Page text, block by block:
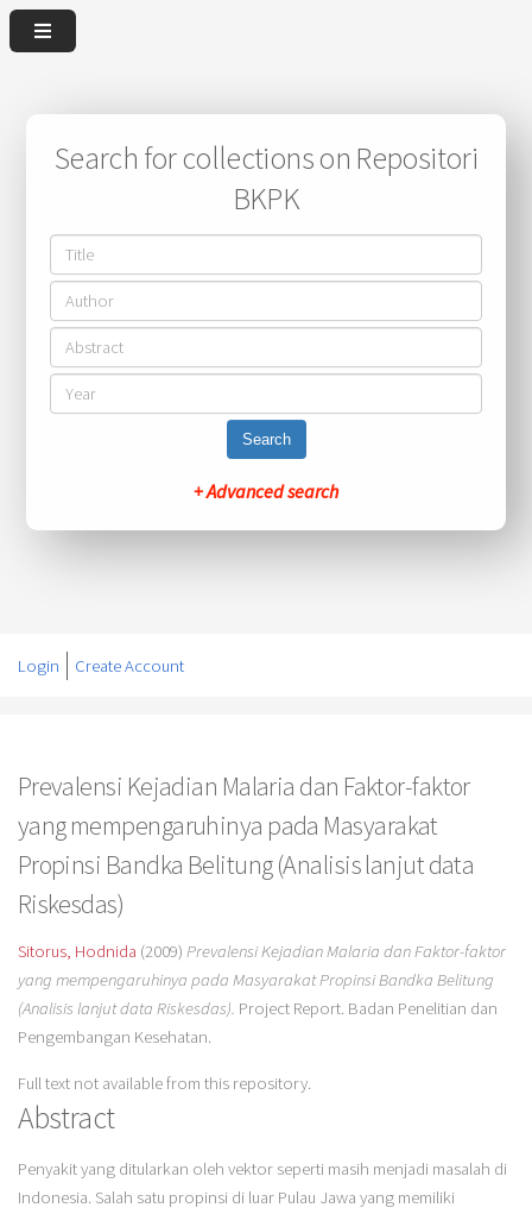
Search for collections on Repositori
BKPK
Search
+ Advanced search
Login Create Account
Prevalensi Kejadian Malaria dan Faktor-faktor
yang mempengaruhinya pada Masyarakat
Propinsi Bandka Belitung (Analisis lanjut data
Riskesdas)
Sitorus, Hodnida (2009) Prevalensi Kejadian Malaria dan Faktor-faktor
yang mempengaruhinya pada Masyarakat Propinsi Bandka Belitung
(Analisis lanjut data Riskesdas). Project Report. Badan Penelitian dan
Pengembangan Kesehatan.
Full text not available from this repository.
Abstract
Penyakit yang ditularkan oleh vektor seperti masih menjadi masalah di
Indonesia. Salah satu propinsi di luar Pulau Jawa yang memiliki